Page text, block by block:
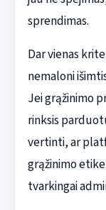
sprendimas.
Dar vienas
nemaloni
Jei grąžinimo
rinksis
vertinti, ar
grąžinimo
tvarkingai